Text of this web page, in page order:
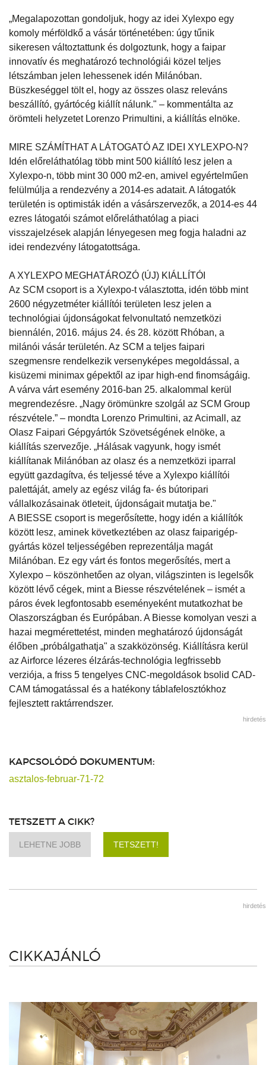
„Megalapozottan gondoljuk, hogy az idei Xylexpo egy
komoly mérföldkő a vásár történetében: úgy tűnik
sikeresen változtattunk és dolgoztunk, hogy a faipar
innovatív és meghatározó technológiái közel teljes
létszámban jelen lehessenek idén Milánóban.
Büszkeséggel tölt el, hogy az összes olasz releváns
beszállító, gyártócég kiállít nálunk." – kommentálta az
örömteli helyzetet Lorenzo Primultini, a kiállítás elnöke.
MIRE SZÁMÍTHAT A LÁTOGATÓ AZ IDEI XYLEXPO-N?
Idén előreláthatólag több mint 500 kiállító lesz jelen a
Xylexpo-n, több mint 30 000 m2-en, amivel egyértelműen
felülmúlja a rendezvény a 2014-es adatait. A látogatók
területén is optimisták idén a vásárszervezők, a 2014-es 44
ezres látogatói számot előreláthatólag a piaci
visszajelzések alapján lényegesen meg fogja haladni az
idei rendezvény látogatottsága.
A XYLEXPO MEGHATÁROZÓ (ÚJ) KIÁLLÍTÓI
Az SCM csoport is a Xylexpo-t választotta, idén több mint
2600 négyzetméter kiállítói területen lesz jelen a
technológiai újdonságokat felvonultató nemzetközi
biennálén, 2016. május 24. és 28. között Rhóban, a
milánói vásár területén. Az SCM a teljes faipari
szegmensre rendelkezik versenyképes megoldással, a
kisüzemi minimax gépektől az ipar high-end finomságáig.
A várva várt esemény 2016-ban 25. alkalommal kerül
megrendezésre. „Nagy örömünkre szolgál az SCM Group
részvétele.” – mondta Lorenzo Primultini, az Acimall, az
Olasz Faipari Gépgyártók Szövetségének elnöke, a
kiállítás szervezője. „Hálásak vagyunk, hogy ismét
kiállítanak Milánóban az olasz és a nemzetközi iparral
együtt gazdagítva, és teljessé téve a Xylexpo kiállítói
palettáját, amely az egész világ fa- és bútoripari
vállalkozásainak ötleteit, újdonságait mutatja be."
A BIESSE csoport is megerősítette, hogy idén a kiállítók
között lesz, aminek következtében az olasz faiparigép-
gyártás közel teljességében reprezentálja magát
Milánóban. Ez egy várt és fontos megerősítés, mert a
Xylexpo – köszönhetően az olyan, világszinten is legelsők
között lévő cégek, mint a Biesse részvételének – ismét a
páros évek legfontosabb eseményeként mutatkozhat be
Olaszországban és Európában. A Biesse komolyan veszi a
hazai megmérettetést, minden meghatározó újdonságát
élőben „próbálgathatja" a szakközönség. Kiállításra kerül
az Airforce lézeres élzárás-technológia legfrissebb
verziója, a friss 5 tengelyes CNC-megoldások bsolid CAD-
CAM támogatással és a hatékony táblafelosztókhoz
fejlesztett raktárrendszer.
hirdetés
KAPCSOLÓDÓ DOKUMENTUM:
asztalos-februar-71-72
TETSZETT A CIKK?
LEHETNE JOBB TETSZETT!
hirdetés
CIKKAJÁNLÓ